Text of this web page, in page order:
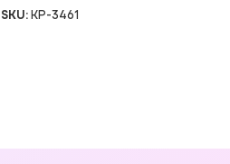
SKU:KP-3461